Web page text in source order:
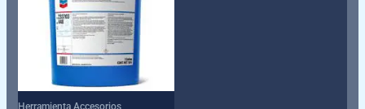
Herramienta Accesorios